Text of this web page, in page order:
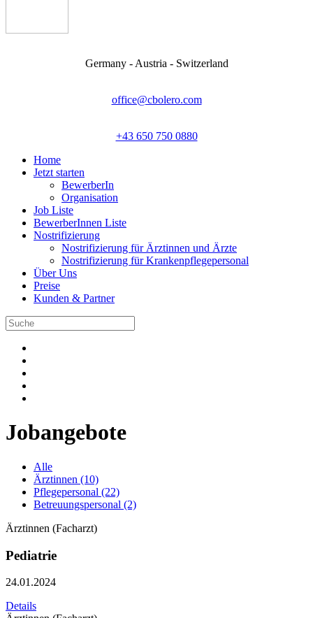
Germany - Austria - Switzerland
office@cbolero.com
+43 650 750 0880
Home
Jetzt starten
BewerberIn
Organisation
Job Liste
BewerberInnen Liste
Nostrifizierung
Nostrifizierung für Ärztinnen und Ärzte
Nostrifizierung für Krankenpflegepersonal
Über Uns
Preise
Kunden & Partner
Jobangebote
Alle
Ärztinnen (10)
Pflegepersonal (22)
Betreuungspersonal (2)
Ärztinnen (Facharzt)
Pediatrie
24.01.2024
Details